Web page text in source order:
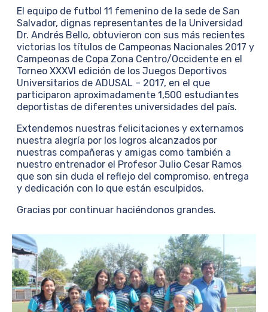
El equipo de futbol 11 femenino de la sede de San
Salvador, dignas representantes de la Universidad
Dr. Andrés Bello, obtuvieron con sus más recientes
victorias los títulos de Campeonas Nacionales 2017 y
Campeonas de Copa Zona Centro/Occidente en el
Torneo XXXVI edición de los Juegos Deportivos
Universitarios de ADUSAL – 2017, en el que
participaron aproximadamente 1,500 estudiantes
deportistas de diferentes universidades del país.
Extendemos nuestras felicitaciones y externamos
nuestra alegría por los logros alcanzados por
nuestras compañeras y amigas como también a
nuestro entrenador el Profesor Julio Cesar Ramos
que son sin duda el reflejo del compromiso, entrega
y dedicación con lo que están esculpidos.
Gracias por continuar haciéndonos grandes.